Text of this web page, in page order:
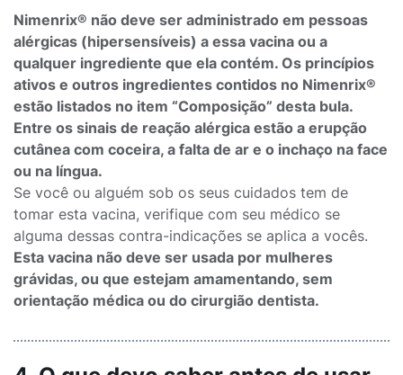
Nimenrix® não deve ser administrado em pessoas
alérgicas (hipersensíveis) a essa vacina ou a
qualquer ingrediente que ela contém. Os princípios
ativos e outros ingredientes contidos no Nimenrix®
estão listados no item “Composição” desta bula.
Entre os sinais de reação alérgica estão a erupção
cutânea com coceira, a falta de ar e o inchaço na face
ou na língua.
Se você ou alguém sob os seus cuidados tem de
tomar esta vacina, verifique com seu médico se
alguma dessas contra-indicações se aplica a vocês.
Esta vacina não deve ser usada por mulheres
grávidas, ou que estejam amamentando, sem
orientação médica ou do cirurgião dentista.